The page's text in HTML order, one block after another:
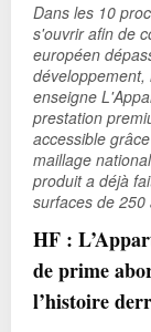
Dans les 10
s'ouvrir afin de
européen
enseigne
prestation
accessible
maillage
produit a déjà
surfaces de 250
HF :
de prime
l’histoire